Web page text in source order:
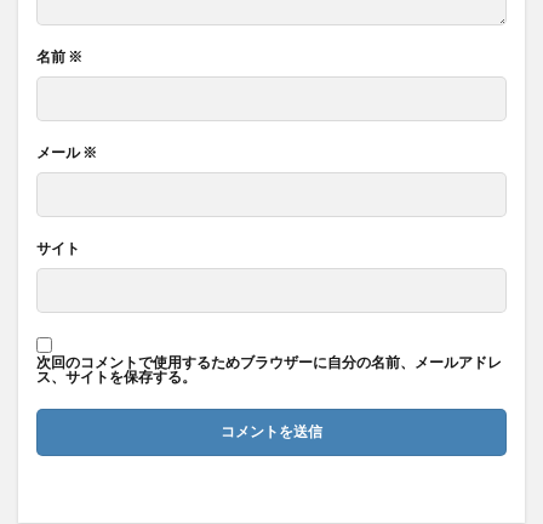
名前 ※
メール※
サイト
次回のコメントで使用するためブラウザーに自分の名前、メールアドレ
ス、サイトを保存する。